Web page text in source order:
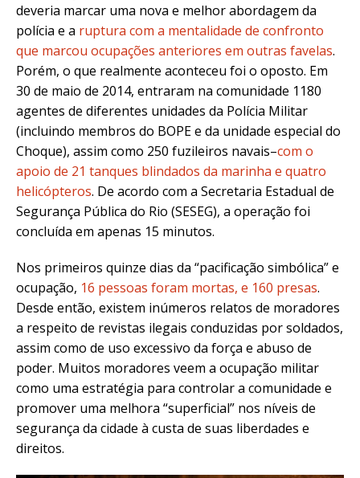
deveria marcar uma nova e melhor abordagem da
polícia e a ruptura com a mentalidade de confronto
que marcou ocupações anteriores em outras favelas.
Porém, o que realmente aconteceu foi o oposto. Em
30 de maio de 2014, entraram na comunidade 1180
agentes de diferentes unidades da Polícia Militar
(incluindo membros do BOPE e da unidade especial do
Choque), assim como 250 fuzileiros navais–com o
apoio de 21 tanques blindados da marinha e quatro
helicópteros. De acordo com a Secretaria Estadual de
Segurança Pública do Rio (SESEG), a operação foi
concluída em apenas 15 minutos.
Nos primeiros quinze dias da “pacificação simbólica” e
ocupação, 16 pessoas foram mortas, e 160 presas.
Desde então, existem inúmeros relatos de moradores
a respeito de revistas ilegais conduzidas por soldados,
assim como de uso excessivo da força e abuso de
poder. Muitos moradores veem a ocupação militar
como uma estratégia para controlar a comunidade e
promover uma melhora “superficial” nos níveis de
segurança da cidade à custa de suas liberdades e
direitos.